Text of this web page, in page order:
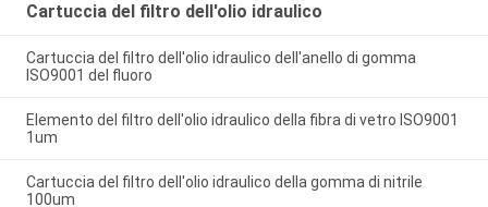
Cartuccia del filtro dell'olio idraulico
Cartuccia del filtro dell'olio idraulico dell'anello di gomma
ISO9001 del fluoro
Elemento del filtro dell'olio idraulico della fibra di vetro ISO9001
1um
Cartuccia del filtro dell'olio idraulico della gomma di nitrile
100um